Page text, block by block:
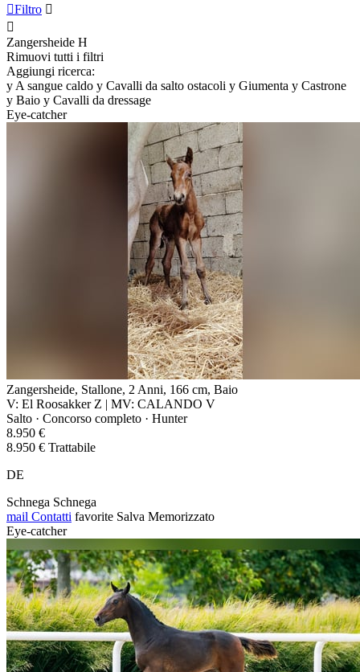
Filtro 

Zangersheide H
Rimuovi tutti i filtri
Aggiungi ricerca:
y A sangue caldo y Cavalli da salto ostacoli y Giumenta y Castrone
y Baio y Cavalli da dressage
Eye-catcher
Zangersheide, Stallone, 2 Anni, 166 cm, Baio
V: El Roosakker Z | MV: CALANDO V
Salto · Concorso completo · Hunter
8.950 €
8.950 € Trattabile
DE
Schnega Schnega
mail Contatti favorite Salva Memorizzato
Eye-catcher